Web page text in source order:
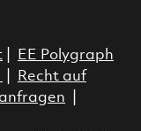
|
EE Polygraph
Recht auf